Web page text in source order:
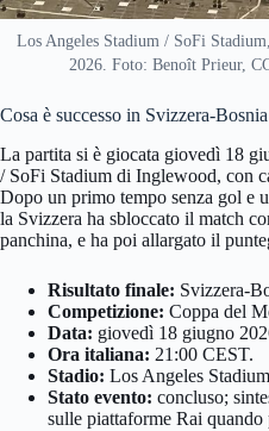
Los Angeles Stadium / SoFi
2026. Foto: Benoît Prieur,
Cosa è successo in Svizzera-Bosnia
La partita si è giocata giovedì 18
/ SoFi Stadium di Inglewood, con
Dopo un primo tempo senza gol e
la Svizzera ha sbloccato il match
panchina, e ha poi allargato il
Risultato finale: Svizzera-
Competizione: Coppa del
Data: giovedì 18 giugno
Ora italiana: 21:00 CEST.
Stadio: Los Angeles
Stato evento: concluso;
sulle piattaforme Rai